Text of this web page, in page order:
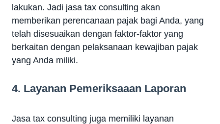
lakukan. Jadi jasa tax consulting akan
memberikan perencanaan pajak bagi Anda, yang
telah disesuaikan dengan faktor-faktor yang
berkaitan dengan pelaksanaan kewajiban pajak
yang Anda miliki.
4. Layanan Pemeriksaaan Laporan
Jasa tax consulting juga memiliki layanan